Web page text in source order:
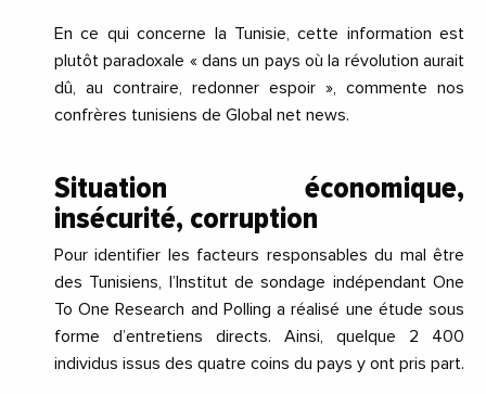
En ce qui concerne la Tunisie, cette information est
plutôt paradoxale « dans un pays où la révolution aurait
dû, au contraire, redonner espoir », commente nos
confrères tunisiens de Global net news.
Situation économique,
insécurité, corruption
Pour identifier les facteurs responsables du mal être
des Tunisiens, l’Institut de sondage indépendant One
To One Research and Polling a réalisé une étude sous
forme d’entretiens directs. Ainsi, quelque 2 400
individus issus des quatre coins du pays y ont pris part.